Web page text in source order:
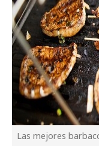
Las mejores